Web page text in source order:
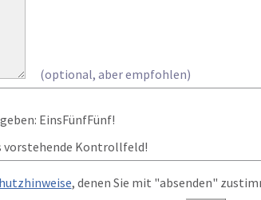
(optional, aber empfohlen)
vorstehende Kontrollfeld!
, denen Sie mit "absenden"